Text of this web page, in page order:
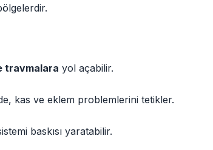
travmalara yol açabilir.
kas ve eklem problemlerini tetikler.
baskısı yaratabilir.